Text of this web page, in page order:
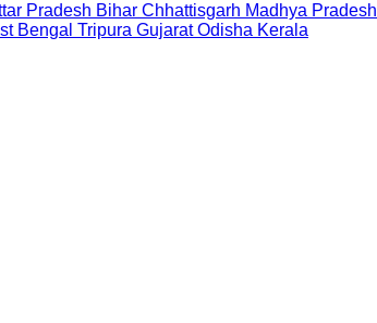
Pradesh Bihar Chhattisgarh Madhya Pradesh
Bengal Tripura Gujarat Odisha Kerala